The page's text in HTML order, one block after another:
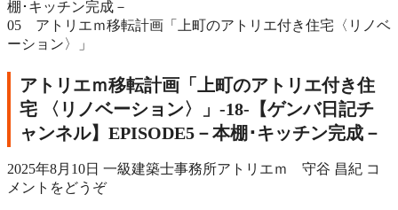
05 アトリエｍ移転計画「上町のアトリエ付き住宅〈リノベ
ーション〉」
アトリエｍ移転計画「上町のアトリエ付き住
宅 〈リノベーション〉」‐18‐【ゲンバ日記チ
ャンネル】EPISODE5－本棚･キッチン完成－
2025年8月10日 一級建築士事務所アトリエｍ 守谷 昌紀 コ
メントをどうぞ